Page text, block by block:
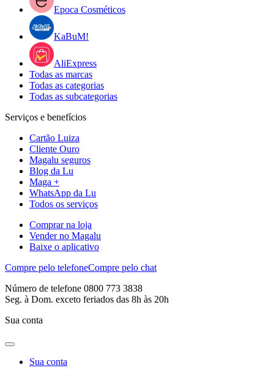
Epoca Cosméticos
KaBuM!
AliExpress
Todas as marcas
Todas as categorias
Todas as subcategorias
Serviços e benefícios
Cartão Luiza
Cliente Ouro
Magalu seguros
Blog da Lu
Maga +
WhatsApp da Lu
Todos os serviços
Comprar na loja
Vender no Magalu
Baixe o aplicativo
Compre pelo telefoneCompre pelo chat
Número de telefone 0800 773 3838
Seg. à Dom. exceto feriados das 8h às 20h
Sua conta
Sua conta